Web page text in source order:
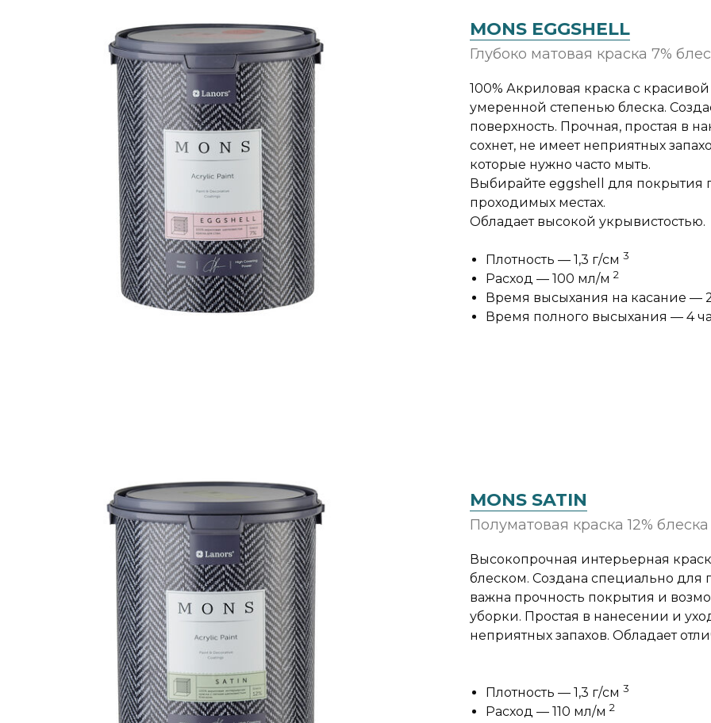
MONS EGGSHELL
Глубоко матовая краска 7%
100% Акриловая краска с
умеренной степенью блеска.
поверхность. Прочная, простая в
сохнет, не имеет неприятных
которые нужно часто мыть.
Выбирайте eggshell для покрытия
проходимых местах.
Обладает высокой укрывистостью.
Плотность — 1,3 г/cм 3
Расход — 100 мл/м 2
Время высыхания на касание —
Время полного высыхания — 4
MONS SATIN
Полуматовая краска 12% блеска
Высокопрочная интерьерная
блеском. Создана специально
важна прочность покрытия и
уборки. Простая в нанесении и
неприятных запахов. Обладает
Плотность — 1,3 г/cм 3
Расход — 110 мл/м 2